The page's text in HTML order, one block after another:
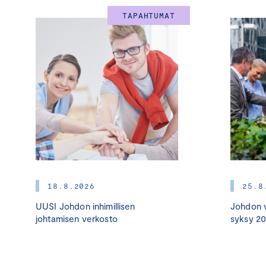
TAPAHTUMAT
18.8.2026
UUSI Johdon inhimillisen
johtamisen verkosto
Johdon
syksy